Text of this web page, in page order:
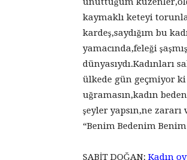
kaymaklı keteyi
kardeş,saydığım bu
yamacında,feleği
dünyasıydı.Kadınları
ülkede gün geçmiyor
uğramasın,kadın
şeyler yapsın,ne
“Benim Bedenim
SABİT DOĞAN: Kadın